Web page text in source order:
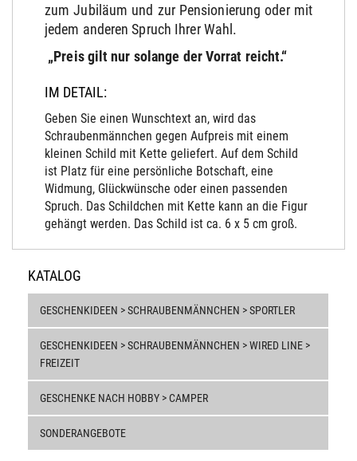
zum Jubiläum und zur Pensionierung oder mit
jedem anderen Spruch Ihrer Wahl.
„Preis gilt nur solange der Vorrat reicht.“
IM DETAIL:
Geben Sie einen Wunschtext an, wird das
Schraubenmännchen gegen Aufpreis mit einem
kleinen Schild mit Kette geliefert. Auf dem Schild
ist Platz für eine persönliche Botschaft, eine
Widmung, Glückwünsche oder einen passenden
Spruch. Das Schildchen mit Kette kann an die Figur
gehängt werden. Das Schild ist ca. 6 x 5 cm groß.
KATALOG
GESCHENKIDEEN > SCHRAUBENMÄNNCHEN > SPORTLER
GESCHENKIDEEN > SCHRAUBENMÄNNCHEN > WIRED LINE >
FREIZEIT
GESCHENKE NACH HOBBY > CAMPER
SONDERANGEBOTE